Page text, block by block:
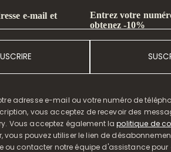
e-mail et
Entrez votre
obtenez -10%
adresse e-mail ou votre numéro de
vous acceptez de recevoir des
Vous acceptez également lapolitique de
vous pouvez utiliser le lien de
ou contacter notre équipe d'assistance pour